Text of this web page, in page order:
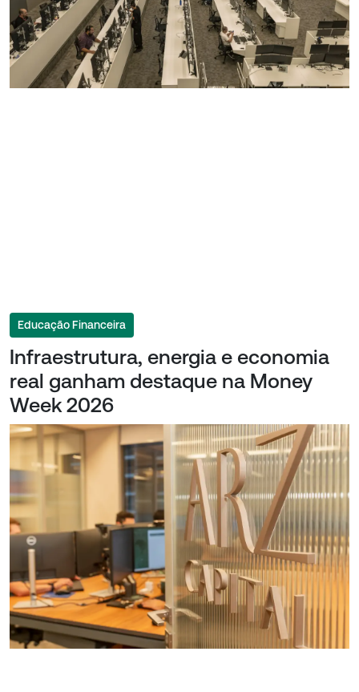
Educação Financeira
Infraestrutura, energia e economia
real ganham destaque na Money
Week 2026